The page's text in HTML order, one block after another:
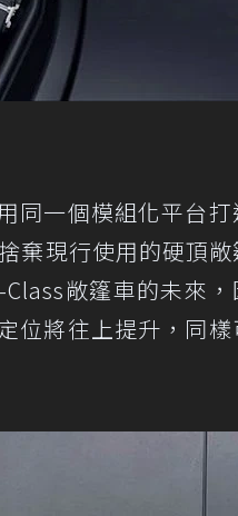
同一個模組化平台打
棄現行使用的硬頂敞
敞篷車的未來，
位將往上提升，同樣